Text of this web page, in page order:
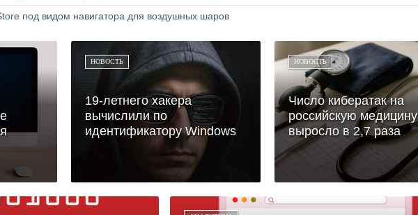
под видом навигатора для воздушных шаров
НОВОСТЬ
19-летнего хакера
вычислили по
идентификатору Windows
НОВОСТЬ
Число кибератак на
российскую медицину
выросло в 2,7 раза